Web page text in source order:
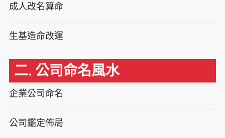
成人改名算命
生基造命改運
二. 公司命名風水
企業公司命名
公司鑑定佈局